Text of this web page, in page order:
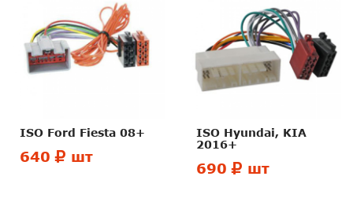
ISO Ford Fiesta 08+
640 шт
ISO Hyundai, KIA
2016+
690 шт